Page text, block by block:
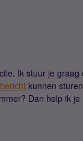
Ik stuur je
kunnen
Dan help ik